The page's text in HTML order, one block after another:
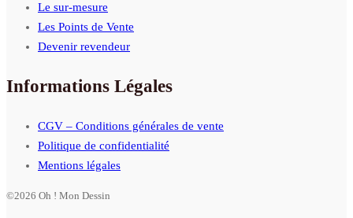
Le sur-mesure
Les Points de Vente
Devenir revendeur
Informations Légales
CGV – Conditions générales de vente
Politique de confidentialité
Mentions légales
©2026 Oh ! Mon Dessin